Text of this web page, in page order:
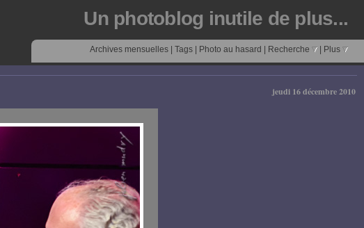
Un photoblog inutile de plus...
Archives mensuelles Tags Photo au hasard Recherche Plus
jeudi 16 décembre 2010